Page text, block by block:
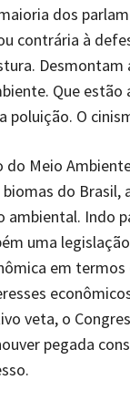
dos
contrária à
Que
O
Meio
do Brasil,
Indo
uma
em
veta, o
pegada